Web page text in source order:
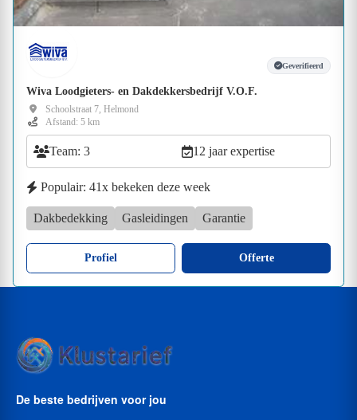
Geverifieerd
Wiva Loodgieters- en Dakdekkersbedrijf V.O.F.
Schoolstraat 7, Helmond
Afstand: 5 km
Team: 3 12 jaar expertise
Populair: 41x bekeken deze week
Dakbedekking Gasleidingen Garantie
Profiel Offerte
De beste bedrijven voor jou